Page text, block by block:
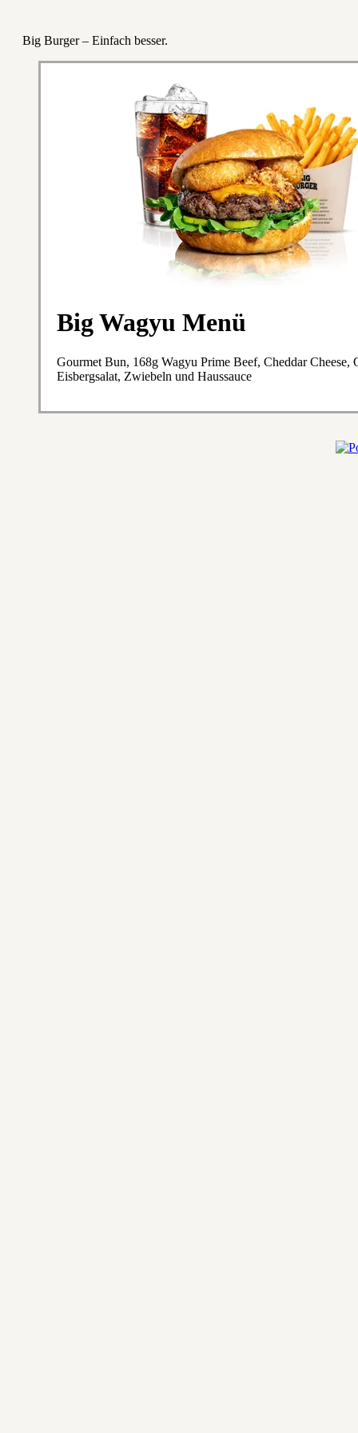
Big Burger – Einfach besser.
Big Wagyu Menü
Gourmet Bun, 168g Wagyu Prime Beef, Cheddar
Eisbergsalat, Zwiebeln und Haussauce